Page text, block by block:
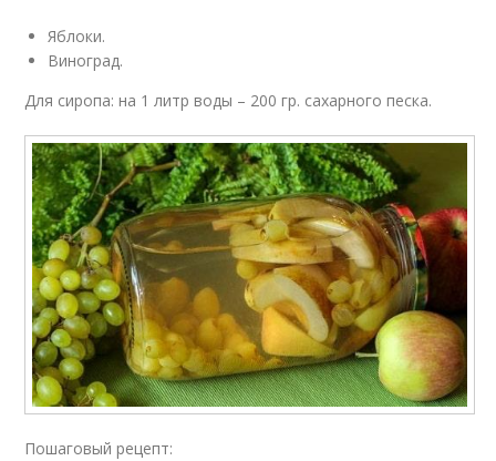
Яблоки.
Виноград.
Для сиропа: на 1 литр воды – 200 гр. сахарного песка.
Пошаговый рецепт: